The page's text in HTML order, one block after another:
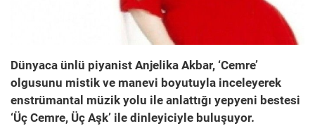
Dünyaca ünlü piyanist Anjelika Akbar, ‘Cemre’
olgusunu mistik ve manevi boyutuyla inceleyerek
enstrümantal müzik yolu ile anlattığı yepyeni bestesi
‘Üç Cemre, Üç Aşk’ ile dinleyiciyle buluşuyor.